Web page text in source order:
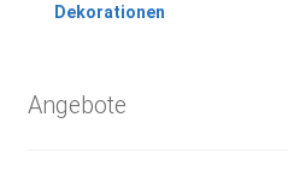
Dekorationen
Angebote